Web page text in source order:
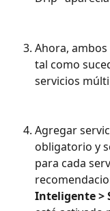
Ahora,
tal como
servicios
Agregar
obligatorio y
para cada
Inteligente >